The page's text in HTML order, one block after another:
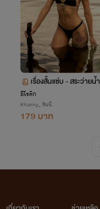
เรื่องสั้นแซ่บ - สระว่ายน้ำ
อีโรติก
Khanny_ ขันนี่
179 บาท